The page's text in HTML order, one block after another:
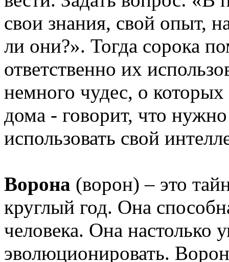
свои знания, свой опыт,
ли они?». Тогда сорока
ответственно их
немного чудес, о
дома - говорит, что
использовать свой
Ворона (ворон) – это
круглый год. Она
человека. Она настолько
эволюционировать.